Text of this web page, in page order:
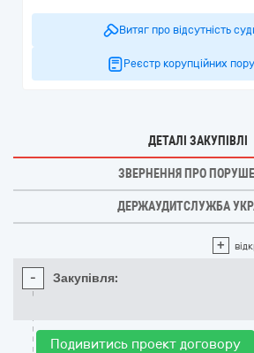
Витяг про відсутність
Реєстр корупційних
ДЕТАЛІ ЗАКУПІВЛІ
ЗВЕРНЕННЯ ПРО
ДЕРЖАУДИТСЛУЖБА
+
- Закупівля:
Подивитись проект договору